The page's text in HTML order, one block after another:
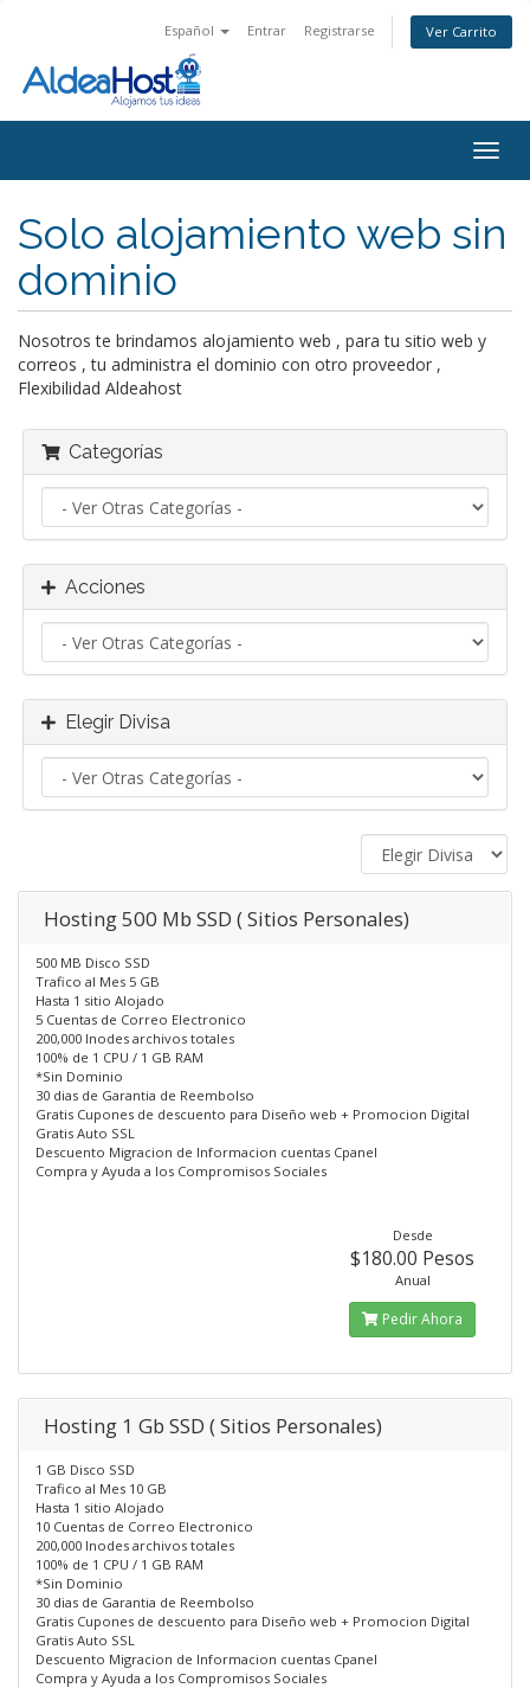
Español Entrar Registrarse Ver Carrito
Solo alojamiento web sin
dominio
Nosotros te brindamos alojamiento web , para tu sitio web y
correos , tu administra el dominio con otro proveedor ,
Flexibilidad Aldeahost
Categorías
Acciones
Elegir Divisa
Hosting 500 Mb SSD ( Sitios Personales)
500 MB Disco SSD
Trafico al Mes 5 GB
Hasta 1 sitio Alojado
5 Cuentas de Correo Electronico
200,000 Inodes archivos totales
100% de 1 CPU / 1 GB RAM
*Sin Dominio
30 dias de Garantia de Reembolso
Gratis Cupones de descuento para Diseño web + Promocion Digital
Gratis Auto SSL
Descuento Migracion de Informacion cuentas Cpanel
Compra y Ayuda a los Compromisos Sociales
Desde
$180.00 Pesos
Anual
Pedir Ahora
Hosting 1 Gb SSD ( Sitios Personales)
1 GB Disco SSD
Trafico al Mes 10 GB
Hasta 1 sitio Alojado
10 Cuentas de Correo Electronico
200,000 Inodes archivos totales
100% de 1 CPU / 1 GB RAM
*Sin Dominio
30 dias de Garantia de Reembolso
Gratis Cupones de descuento para Diseño web + Promocion Digital
Gratis Auto SSL
Descuento Migracion de Informacion cuentas Cpanel
Compra y Ayuda a los Compromisos Sociales